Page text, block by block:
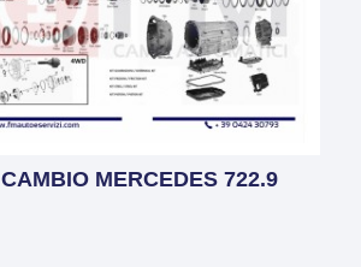
CAMBIO MERCEDES 722.9